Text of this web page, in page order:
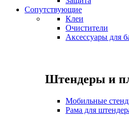
Сопутствующие
Клеи
Очистители
Аксессуары для
Штендеры и
Мобильные
Рама для